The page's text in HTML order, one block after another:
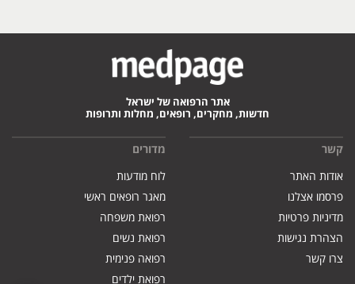
אתר הרפואה של ישראל
חדשות, מחקרים, רופאים, מחלות ותרופות
קשר
אודות האתר
פרסמו אצלנו
מדיניות פרטיות
הצהרת נגישות
צרו קשר
מדורים
לוח מודעות
מאגר רופאים ראשי
רפואת משפחה
רפואת נשים
רפואה פנימית
רפואת ילדים